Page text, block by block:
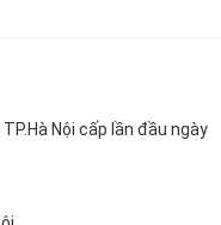
Nội cấp lần đầu ngày